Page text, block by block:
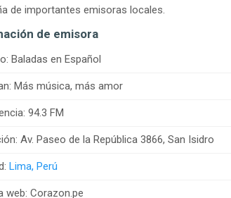
de importantes emisoras locales.
de emisora
Baladas en Español
Más música, más amor
94.3 FM
Av. Paseo de la República 3866, San Isidro
Lima, Perú
web: Corazon.pe